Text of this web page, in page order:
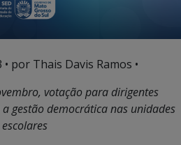
• por Thais Davis Ramos •
votação para dirigentes
a gestão democrática nas unidades
escolares